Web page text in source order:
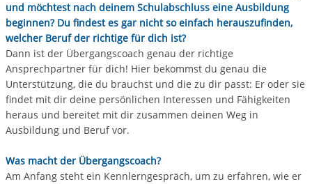
und möchtest nach deinem Schulabschluss eine Ausbildung
beginnen? Du findest es gar nicht so einfach herauszufinden,
welcher Beruf der richtige für dich ist?
Dann ist der Übergangscoach genau der richtige
Ansprechpartner für dich! Hier bekommst du genau die
Unterstützung, die du brauchst und die zu dir passt: Er oder sie
findet mit dir deine persönlichen Interessen und Fähigkeiten
heraus und bereitet mit dir zusammen deinen Weg in
Ausbildung und Beruf vor.
Was macht der Übergangscoach?
Am Anfang steht ein Kennlerngespräch, um zu erfahren, wie er